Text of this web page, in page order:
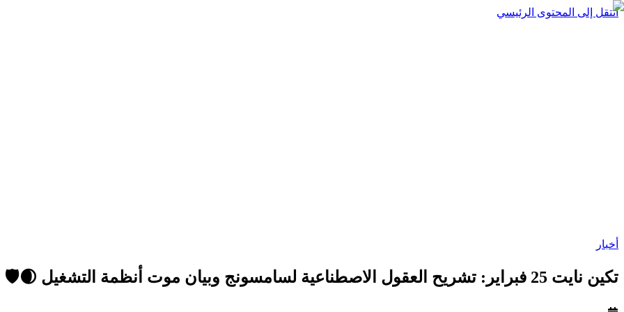
انتقل إلى المحتوى الرئيسي
أخبار
تکين نايت 25 فبراير: تشريح العقول الاصطناعية لسامسونج وبيان موت أنظمة التشغيل 🌒🛡️